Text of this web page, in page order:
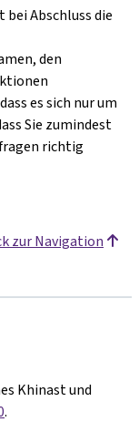
Abschluss die
den
es sich nur um
Sie zumindest
richtig
zur Navigation
Khinast und
.